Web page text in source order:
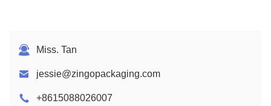
Miss. Tan
jessie@zingopackaging.com
+8615088026007